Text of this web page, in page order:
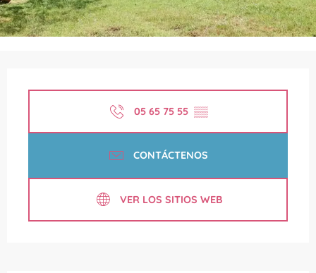
05 65 75 55 ▒▒
CONTÁCTENOS
VER LOS SITIOS WEB